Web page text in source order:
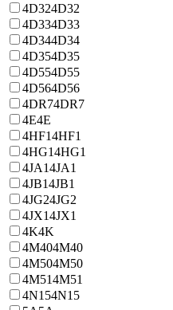
4D324D32
4D334D33
4D344D34
4D354D35
4D554D55
4D564D56
4DR74DR7
4E4E
4HF14HF1
4HG14HG1
4JA14JA1
4JB14JB1
4JG24JG2
4JX14JX1
4K4K
4M404M40
4M504M50
4M514M51
4N154N15